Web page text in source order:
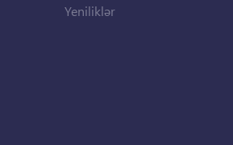
Yeniliklər